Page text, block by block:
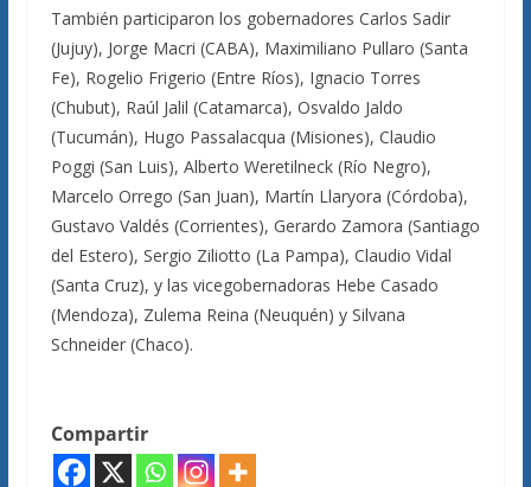
También participaron los gobernadores Carlos Sadir
(Jujuy), Jorge Macri (CABA), Maximiliano Pullaro (Santa
Fe), Rogelio Frigerio (Entre Ríos), Ignacio Torres
(Chubut), Raúl Jalil (Catamarca), Osvaldo Jaldo
(Tucumán), Hugo Passalacqua (Misiones), Claudio
Poggi (San Luis), Alberto Weretilneck (Río Negro),
Marcelo Orrego (San Juan), Martín Llaryora (Córdoba),
Gustavo Valdés (Corrientes), Gerardo Zamora (Santiago
del Estero), Sergio Ziliotto (La Pampa), Claudio Vidal
(Santa Cruz), y las vicegobernadoras Hebe Casado
(Mendoza), Zulema Reina (Neuquén) y Silvana
Schneider (Chaco).
Compartir